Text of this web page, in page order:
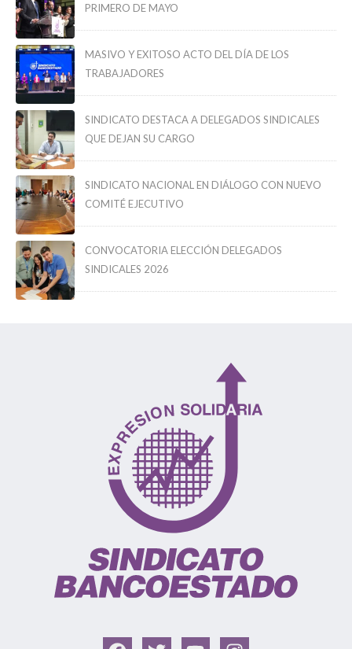
PRIMERO DE MAYO
MASIVO Y EXITOSO ACTO DEL DÍA DE LOS
TRABAJADORES
SINDICATO DESTACA A DELEGADOS SINDICALES
QUE DEJAN SU CARGO
SINDICATO NACIONAL EN DIÁLOGO CON NUEVO
COMITÉ EJECUTIVO
CONVOCATORIA ELECCIÓN DELEGADOS
SINDICALES 2026